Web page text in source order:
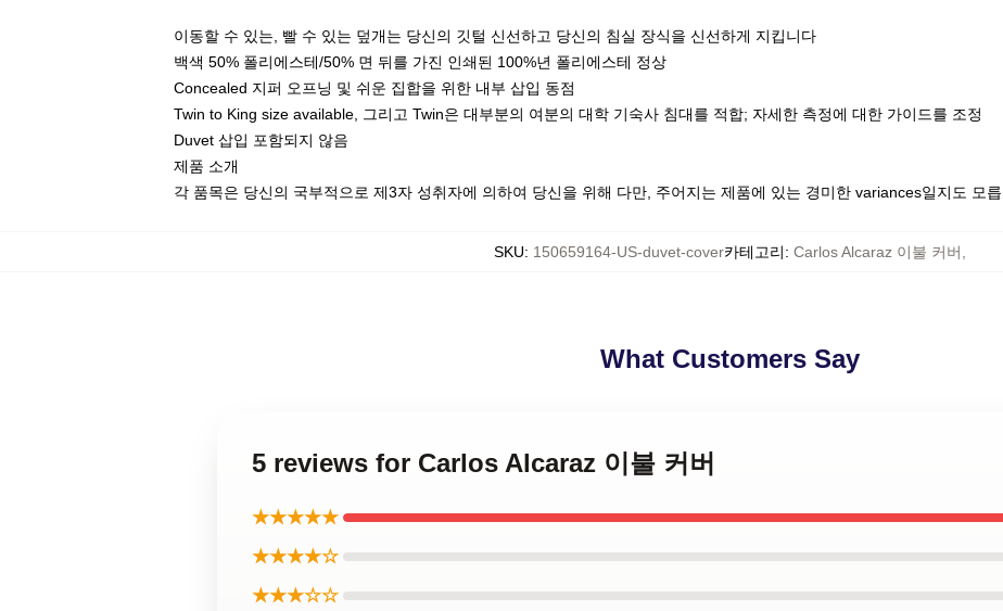
이동할 수 있는, 빨 수 있는 덮개는 당신의 깃털 신선하고 당신의 침실 장식을 신선하게 지킵니다
백색 50% 폴리에스테/50% 면 뒤를 가진 인쇄된 100%년 폴리에스테 정상
Concealed 지퍼 오프닝 및 쉬운 집합을 위한 내부 삽입 동점
Twin to King size available, 그리고 Twin은 대부분의 여분의 대학 기숙사 침대를 적합; 자세한 측정에 대한 가이드를 조정
Duvet 삽입 포함되지 않음
제품 소개
각 품목은 당신의 국부적으로 제3자 성취자에 의하여 당신을 위해 다만, 주어지는 제품에 있는 경미한 variances일지도 모
SKU: 150659164-US-duvet-cover카테고리: Carlos Alcaraz 이불 커버
What Customers Say
5 reviews for Carlos Alcaraz 이불 커버
★★★★★
★★★★☆
★★★☆☆